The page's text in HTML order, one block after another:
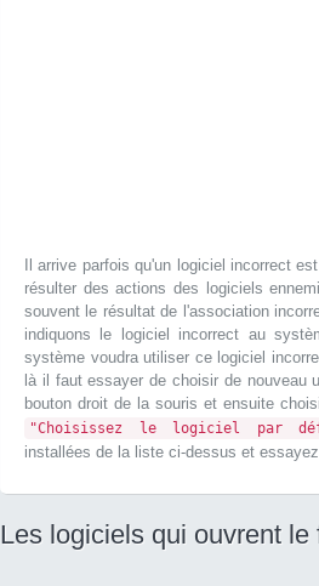
Il arrive parfois qu'un logiciel incorrect
résulter des actions des logiciels
souvent le résultat de l'association
indiquons le logiciel incorrect au
système voudra utiliser ce logiciel
là il faut essayer de choisir de nouveau
bouton droit de la souris et ensuite
"Choisissez le logiciel par
installées de la liste ci-dessus et
Les logiciels qui ouvrent le